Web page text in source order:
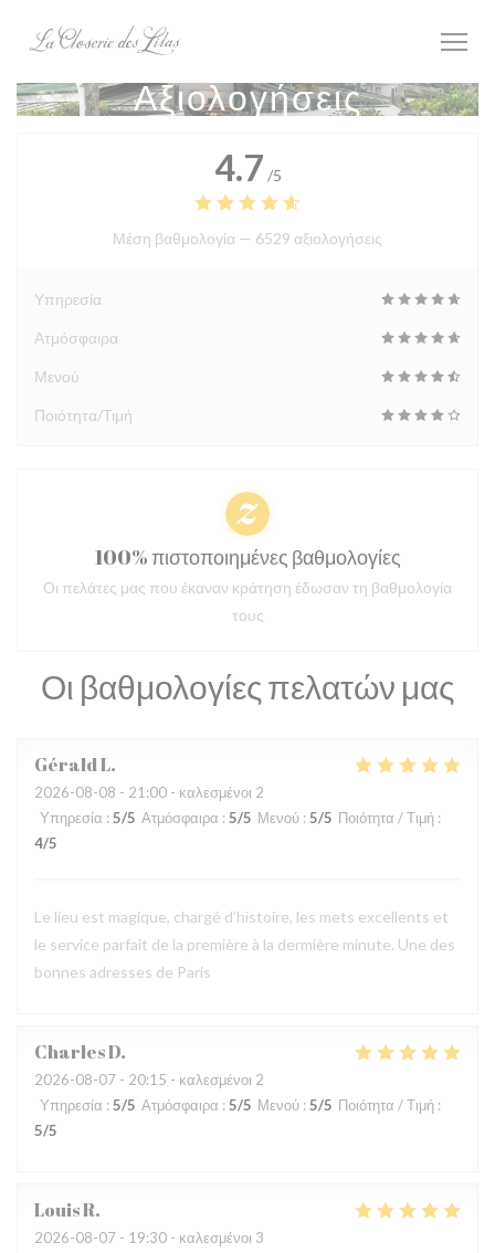
Αξιολογήσεις
Οι βαθμολογίες πελατών μας
GéraldL
2026-08-08 - 21:00 - καλεσμένοι 2
Υπηρεσία : 5/5 Ατμόσφαιρα : 5/5 Μενού : 5/5 Ποιότητα / Τιμή :
4/5
Le lieu est magique, chargé d’histoire, les mets excellents et
le service parfait de la première à la dermière minute. Une des
bonnes adresses de Paris
CharlesD
2026-08-07 - 20:15 - καλεσμένοι 2
Υπηρεσία : 5/5 Ατμόσφαιρα : 5/5 Μενού : 5/5 Ποιότητα / Τιμή :
5/5
LouisR
2026-08-07 - 19:30 - καλεσμένοι 3
4.7 /5
Μέση βαθμολογία — 6529 αξιολογήσεις
Υπηρεσία
Ατμόσφαιρα
Μενού
Ποιότητα/Τιμή
100% πιστοποιημένες βαθμολογίες
Οι πελάτες μας που έκαναν κράτηση έδωσαν τη βαθμολογία
τους